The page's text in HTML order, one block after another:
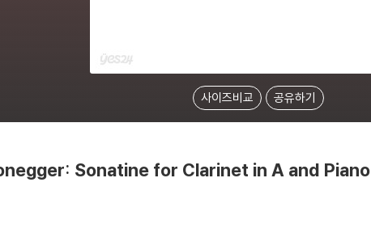
사이즈비교 공유하기
Sonatine for Clarinet in A and Piano